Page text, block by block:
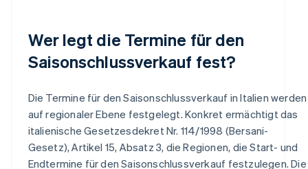
Wer legt die Termine für den
Saisonschlussverkauf fest?
Die Termine für den Saisonschlussverkauf in Italien werden
auf regionaler Ebene festgelegt. Konkret ermächtigt das
italienische Gesetzesdekret Nr. 114/1998 (Bersani-
Gesetz), Artikel 15, Absatz 3, die Regionen, die Start- und
Endtermine für den Saisonschlussverkauf festzulegen. Die